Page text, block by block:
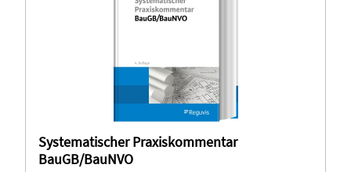
Systematischer Praxiskommentar
BauGB/BauNVO